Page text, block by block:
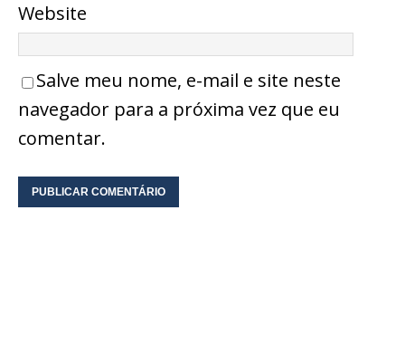
Website
Salve meu nome, e-mail e site neste
navegador para a próxima vez que eu
comentar.